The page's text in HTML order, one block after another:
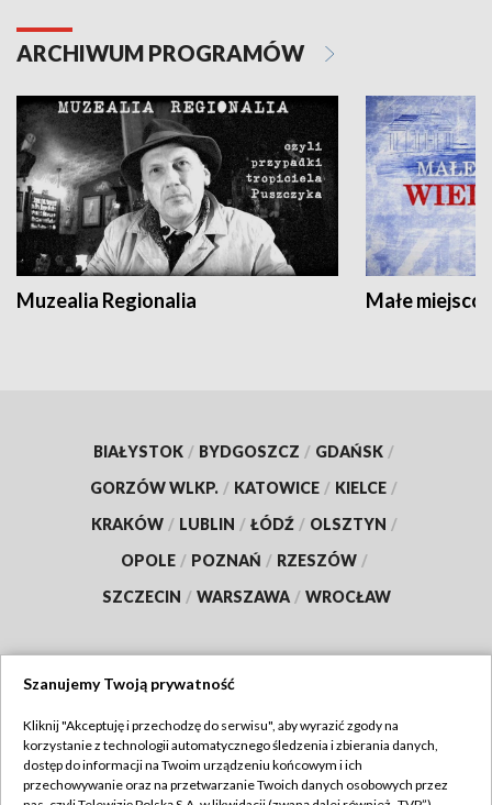
ARCHIWUM PROGRAMÓW
Muzealia Regionalia Małe
BIAŁYSTOK / BYDGOSZCZ / GDAŃSK /
GORZÓW WLKP. / KATOWICE / KIELCE /
KRAKÓW / LUBLIN / ŁÓDŹ / OLSZTYN /
OPOLE / POZNAŃ / RZESZÓW /
SZCZECIN / WARSZAWA / WROCŁAW
TVP
Abonament TVP
Regulamin TVP
Szanujemy Twoją prywatność
Kliknij "Akceptuję i przechodzę do serwisu", aby wyrazić zgody na
korzystanie z technologii automatycznego śledzenia i zbierania danych,
dostęp do informacji na Twoim urządzeniu końcowym i ich
przechowywanie oraz na przetwarzanie Twoich danych osobowych przez